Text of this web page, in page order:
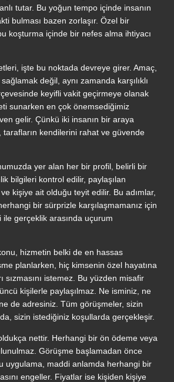
tutar. Bu yoğun tempo içinde insanın
bulması bazen zorlaşır. Özel bir
koşturma içinde bir nefes alma ihtiyacı
işte bu noktada devreye girer. Amaç,
değil, aynı zamanda karşılıklı
keyifli vakit geçirmeye olanak
sunarken en çok önemsediğimiz
gelir. Çünkü iki insanın bir araya
kendilerini rahat ve güvende
yer alan her bir profil, belirli bir
bilgileri kontrol edilir, paylaşılan
kişiye ait olduğu teyit edilir. Bu adımlar,
bir sürprizle karşılaşmamanız için
ile gerçeklik arasında uçurum
hizmetin belki de en hassas
planlarken, hiç kimsenin özel hayatına
sızmasını istemez. Bu yüzden misafir
kişilerle paylaşılmaz. Ne isminiz, ne
de adresiniz. Tüm görüşmeler, sizin
sizin istediğiniz koşullarda gerçekleşir.
nettir. Herhangi bir ön ödeme veya
Görüşme başlamadan önce
uygulama, maddi anlamda herhangi bir
engeller. Fiyatlar ise kişiden kişiye